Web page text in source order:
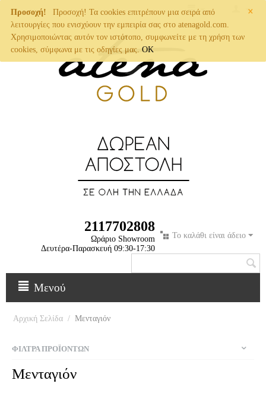
×
Προσοχή!
Προσοχή! Τα cookies επιτρέπουν μια σειρά από
λειτουργίες που ενισχύουν την εμπειρία σας στο atenagold.com.
Χρησιμοποιώντας αυτόν τον ιστότοπο, συμφωνείτε με τη χρήση των
cookies, σύμφωνα με τις οδηγίες μας. OK
Το καλάθι είναι άδειο
2117702808
Ωράριο Showroom
Δευτέρα-Παρασκευή 09:30-17:30
Μενού
Αρχική Σελίδα / Μενταγιόν
ΦΊΛΤΡΑ ΠΡΟΪΌΝΤΩΝ
Μενταγιόν